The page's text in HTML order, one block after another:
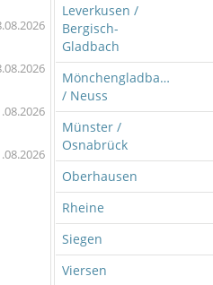
Leverkusen /
Bergisch-
Gladbach
Mönchengladbach
/ Neuss
Münster /
Osnabrück
Oberhausen
Rheine
Siegen
Viersen